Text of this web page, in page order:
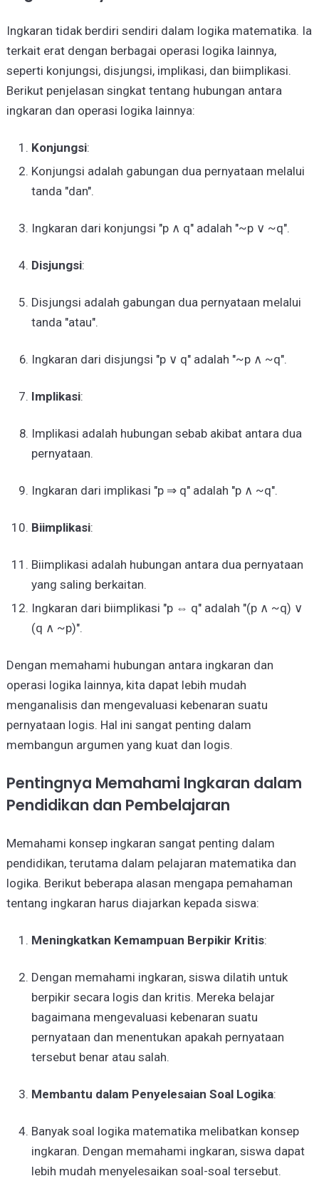
Ingkaran tidak berdiri sendiri dalam logika matematika. Ia
terkait erat dengan berbagai operasi logika lainnya,
seperti konjungsi, disjungsi, implikasi, dan biimplikasi.
Berikut penjelasan singkat tentang hubungan antara
ingkaran dan operasi logika lainnya:
Konjungsi:
Konjungsi adalah gabungan dua pernyataan melalui
tanda "dan".
Ingkaran dari konjungsi "p ∧ q" adalah "~p ∨ ~q".
Disjungsi:
Disjungsi adalah gabungan dua pernyataan melalui
tanda "atau".
Ingkaran dari disjungsi "p ∨ q" adalah "~p ∧ ~q".
Implikasi:
Implikasi adalah hubungan sebab akibat antara dua
pernyataan.
Ingkaran dari implikasi "p ⇒ q" adalah "p ∧ ~q".
Biimplikasi:
Biimplikasi adalah hubungan antara dua pernyataan
yang saling berkaitan.
Ingkaran dari biimplikasi "p ⇔ q" adalah "(p ∧ ~q) ∨
(q ∧ ~p)".
Dengan memahami hubungan antara ingkaran dan
operasi logika lainnya, kita dapat lebih mudah
menganalisis dan mengevaluasi kebenaran suatu
pernyataan logis. Hal ini sangat penting dalam
membangun argumen yang kuat dan logis.
Pentingnya Memahami Ingkaran dalam
Pendidikan dan Pembelajaran
Memahami konsep ingkaran sangat penting dalam
pendidikan, terutama dalam pelajaran matematika dan
logika. Berikut beberapa alasan mengapa pemahaman
tentang ingkaran harus diajarkan kepada siswa:
Meningkatkan Kemampuan Berpikir Kritis:
Dengan memahami ingkaran, siswa dilatih untuk
berpikir secara logis dan kritis. Mereka belajar
bagaimana mengevaluasi kebenaran suatu
pernyataan dan menentukan apakah pernyataan
tersebut benar atau salah.
Membantu dalam Penyelesaian Soal Logika:
Banyak soal logika matematika melibatkan konsep
ingkaran. Dengan memahami ingkaran, siswa dapat
lebih mudah menyelesaikan soal-soal tersebut.